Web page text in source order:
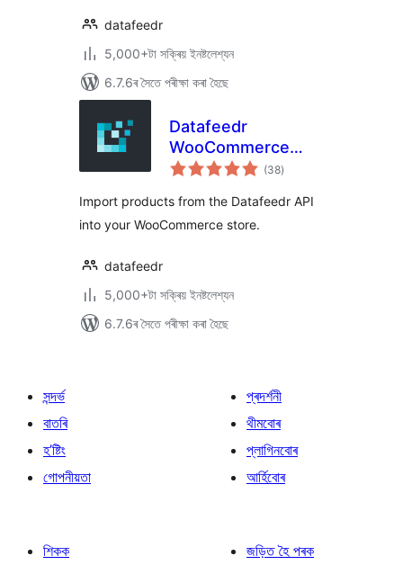
datafeedr
5,000+টা সক্ৰিয় ইনষ্টলেশ্যন
6.7.6ৰ সৈতে পৰীক্ষা কৰা হৈছে
Datafeedr
WooCommerce
Importer
(38টা
মুঠ)
Import products from the Datafeedr API
into your WooCommerce store.
datafeedr
5,000+টা সক্ৰিয় ইনষ্টলেশ্যন
6.7.6ৰ সৈতে পৰীক্ষা কৰা হৈছে
সন্দৰ্ভ
বাতৰি
হ’ষ্টিং
গোপনীয়তা
প্ৰদৰ্শনী
থীমবোৰ
প্লাগিনবোৰ
আৰ্হিবোৰ
শিকক
জড়িত হৈ পৰক